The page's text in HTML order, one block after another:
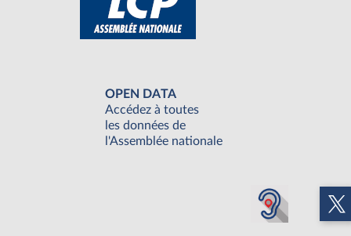
OPEN DATA
Accédez à toutes
les données de
l'Assemblée nationale